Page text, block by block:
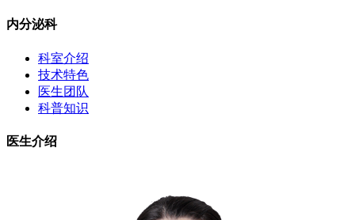
内分泌科
科室介绍
技术特色
医生团队
科普知识
医生介绍